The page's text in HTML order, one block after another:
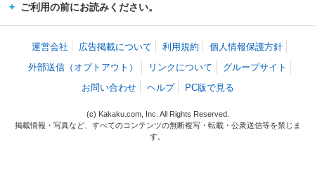
ご利用の前にお読みください。
運営会社 広告掲載について 利用規約
個人情報保護方針
外部送信（オプトアウト）
リンクについて
グループサイト
お問い合わせ
ヘルプ PC版で見る
(c) Kakaku.com, Inc. All Rights Reserved.
掲載情報・写真など、すべてのコンテンツの無断複写・転載・公衆送信等を禁じま
す。